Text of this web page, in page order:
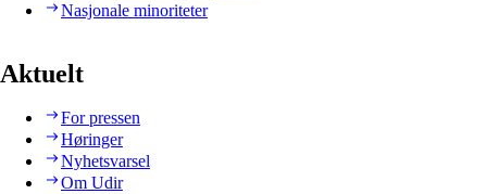
Nasjonale minoriteter
Aktuelt
For pressen
Høringer
Nyhetsvarsel
Om Udir